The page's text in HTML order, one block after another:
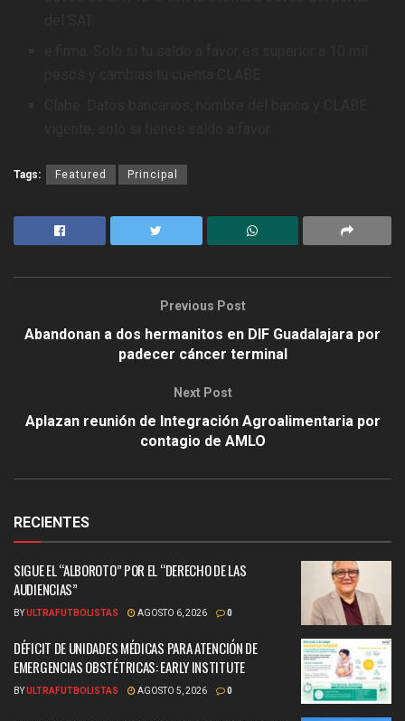
Tags: Featured Principal
Previous Post
Abandonan a dos hermanitos en DIF Guadalajara por
padecer cáncer terminal
Next Post
Aplazan reunión de Integración Agroalimentaria por
contagio de AMLO
RECIENTES
SIGUE EL “ALBOROTO” POR EL “DERECHO DE LAS
AUDIENCIAS”
BYULTRAFUTBOLISTAS AGOSTO 6, 2026 0
DÉFICIT DE UNIDADES MÉDICAS PARA ATENCIÓN DE
EMERGENCIAS OBSTÉTRICAS: EARLY INSTITUTE
BYULTRAFUTBOLISTAS AGOSTO 5, 2026 0